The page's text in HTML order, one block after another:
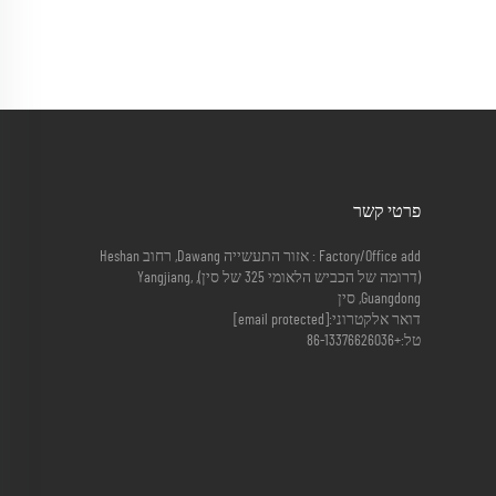
פרטי קשר
Factory/Office add : אזור התעשייה Dawang, רחוב Heshan
(דרומה של הכביש הלאומי 325 של סין), Yangjiang,
Guangdong, סין
דואר אלקטרוני:
טל:+86-13376626036